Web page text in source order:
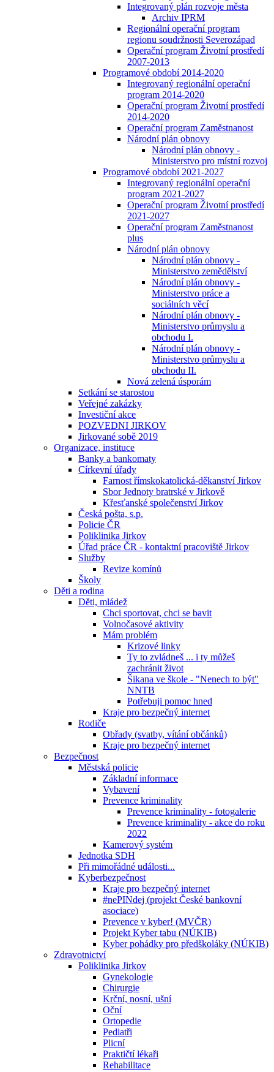
Integrovaný plán rozvoje města
Archiv IPRM
Regionální operační program
regionu soudržnosti Severozápad
Operační program Životní prostředí
2007-2013
Programové období 2014-2020
Integrovaný regionální operační
program 2014-2020
Operační program Životní prostředí
2014-2020
Operační program Zaměstnanost
Národní plán obnovy
Národní plán obnovy -
Ministerstvo pro místní rozvoj
Programové období 2021-2027
Integrovaný regionální operační
program 2021-2027
Operační program Životní prostředí
2021-2027
Operační program Zaměstnanost
plus
Národní plán obnovy
Národní plán obnovy -
Ministerstvo zemědělství
Národní plán obnovy -
Ministerstvo práce a
sociálních věcí
Národní plán obnovy -
Ministerstvo průmyslu a
obchodu I.
Národní plán obnovy -
Ministerstvo průmyslu a
obchodu II.
Nová zelená úsporám
Setkání se starostou
Veřejné zakázky
Investiční akce
POZVEDNI JIRKOV
Jirkované sobě 2019
Organizace, instituce
Banky a bankomaty
Církevní úřady
Farnost římskokatolická-děkanství Jirkov
Sbor Jednoty bratrské v Jirkově
Křesťanské společenství Jirkov
Česká pošta, s.p.
Policie ČR
Poliklinika Jirkov
Úřad práce ČR - kontaktní pracoviště Jirkov
Služby
Revize komínů
Školy
Děti a rodina
Děti, mládež
Chci sportovat, chci se bavit
Volnočasové aktivity
Mám problém
Krizové linky
Ty to zvládneš ... i ty můžeš
zachránit život
Šikana ve škole - "Nenech to být"
NNTB
Potřebuji pomoc hned
Kraje pro bezpečný internet
Rodiče
Obřady (svatby, vítání občánků)
Kraje pro bezpečný internet
Bezpečnost
Městská policie
Základní informace
Vybavení
Prevence kriminality
Prevence kriminality - fotogalerie
Prevence kriminality - akce do roku
2022
Kamerový systém
Jednotka SDH
Při mimořádné události...
Kyberbezpečnost
Kraje pro bezpečný internet
#nePINdej (projekt České bankovní
asociace)
Prevence v kyber! (MVČR)
Projekt Kyber tabu (NÚKIB)
Kyber pohádky pro předškoláky (NÚKIB)
Zdravotnictví
Poliklinika Jirkov
Gynekologie
Chirurgie
Krční, nosní, ušní
Oční
Ortopedie
Pediatři
Plicní
Praktičtí lékaři
Rehabilitace